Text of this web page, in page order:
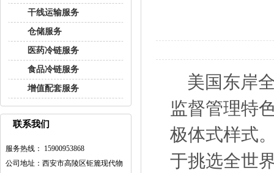
干线运输服务
仓储服务
医药冷链服务
食品冷链服务
增值配套服务
联系我们
服务热线： 15900953868
公司地址：西安市高陵区钜簏现代物
美国东岸
监督管理特
极体式样式
于挑选全世